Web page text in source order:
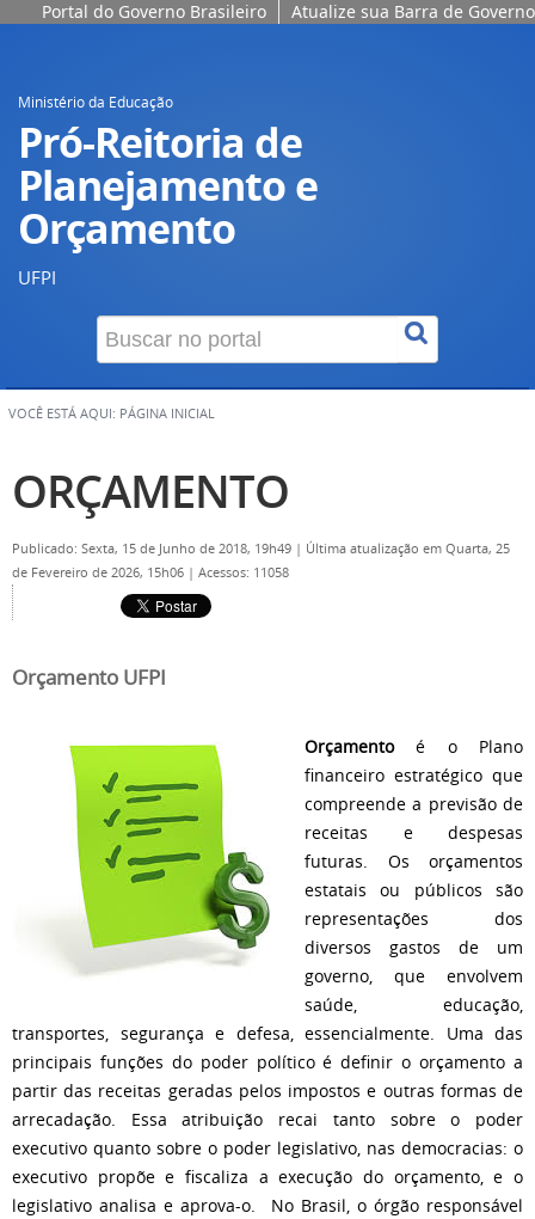
Portal do Governo Brasileiro Atualize sua Barra de Governo
Ministério da Educação
Pró-Reitoria de
Planejamento e
Orçamento
UFPI
VOCÊ ESTÁ AQUI: PÁGINA INICIAL
ORÇAMENTO
Publicado: Sexta, 15 de Junho de 2018, 19h49 | Última atualização em Quarta, 25
de Fevereiro de 2026, 15h06 | Acessos: 11058
Orçamento UFPI
Orçamentoé o
Plano
financeiro estratégico que
compreende a previsão de
receitas e despesas
futuras. Os orçamentos
estatais ou públicos são
representações dos
diversos gastos de um
governo, que envolvem
saúde, educação,
transportes, segurança e defesa, essencialmente. Uma das
principais funções do poder político é definir o orçamento a
partir das receitas geradas pelos impostos e outras formas de
arrecadação. Essa atribuição recai tanto sobre o poder
executivo quanto sobre o poder legislativo, nas democracias: o
executivo propõe e fiscaliza a execução do orçamento, e o
legislativo analisa e aprova-o. No Brasil, o órgão responsável